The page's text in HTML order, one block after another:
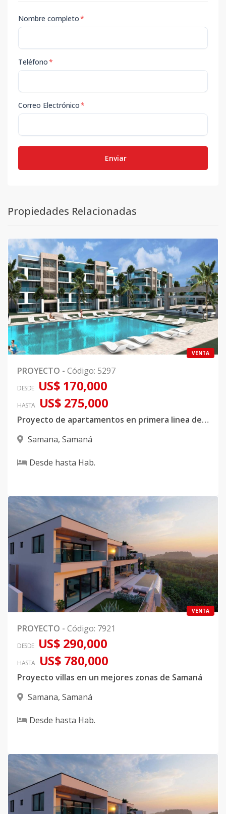
Nombre completo*
Teléfono*
Correo Electrónico*
Enviar
Propiedades Relacionadas
VENTA
PROYECTO - Código: 5297
DESDE US$ 170,000
HASTA US$ 275,000
Proyecto de apartamentos en primera linea de playa ubicado en Samana
Samana, Samaná
Desde hasta Hab.
VENTA
PROYECTO - Código: 7921
DESDE US$ 290,000
HASTA US$ 780,000
Proyecto villas en un mejores zonas de Samaná
Samana, Samaná
Desde hasta Hab.